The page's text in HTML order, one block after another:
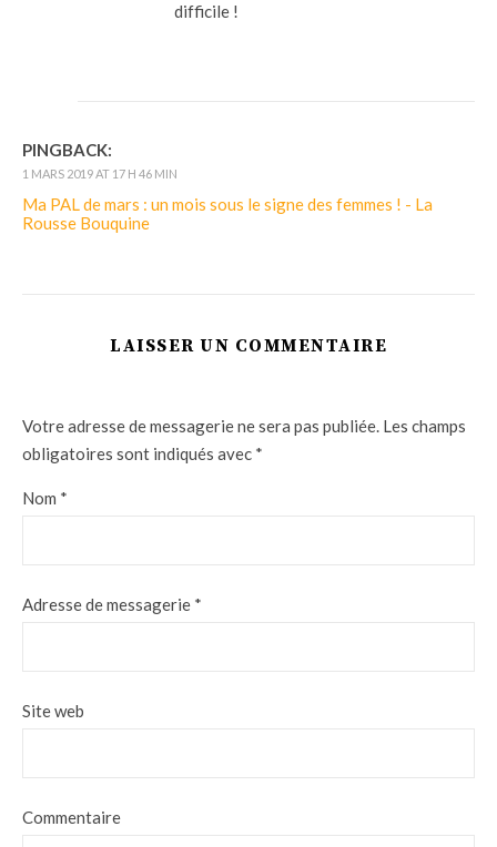
difficile !
PINGBACK:
1 MARS 2019 AT 17 H 46 MIN
Ma PAL de mars : un mois sous le signe des femmes ! - La
Rousse Bouquine
LAISSER UN COMMENTAIRE
Votre adresse de messagerie ne sera pas publiée. Les champs
obligatoires sont indiqués avec *
Nom *
Adresse de messagerie *
Site web
Commentaire